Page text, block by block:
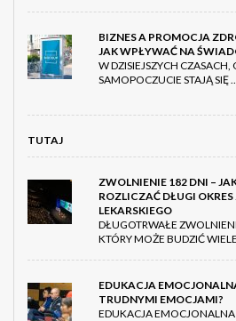
BIZNES A PROMOCJA
JAK WPŁYWAĆ NA
W DZISIEJSZYCH CZASACH,
SAMOPOCZUCIE STAJĄ SIĘ
TUTAJ
ZWOLNIENIE 182 DNI –
ROZLICZAĆ DŁUGI
LEKARSKIEGO
DŁUGOTRWAŁE
KTÓRY MOŻE BUDZIĆ
EDUKACJA
TRUDNYMI EMOCJAMI?
EDUKACJA